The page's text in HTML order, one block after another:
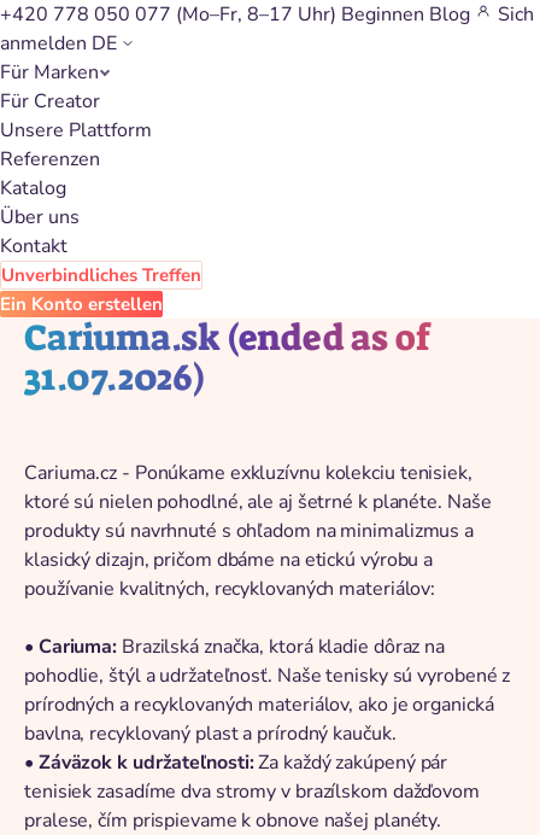
+420 778 050 077 (Mo–Fr, 8–17 Uhr) Beginnen Blog
Sich
anmelden DE
Für Marken
Für Creator
Unsere Plattform
Referenzen
Katalog
Über uns
Kontakt
Unverbindliches Treffen
Ein Konto erstellen
Zurück zum Katalog
Cariuma.sk (ended as of
31.07.2026)
Cariuma.cz - Ponúkame exkluzívnu kolekciu tenisiek,
ktoré sú nielen pohodlné, ale aj šetrné k planéte. Naše
produkty sú navrhnuté s ohľadom na minimalizmus a
klasický dizajn, pričom dbáme na etickú výrobu a
používanie kvalitných, recyklovaných materiálov:
• Cariuma: Brazilská značka, ktorá kladie dôraz na
pohodlie, štýl a udržateľnosť. Naše tenisky sú vyrobené z
prírodných a recyklovaných materiálov, ako je organická
bavlna, recyklovaný plast a prírodný kaučuk.
• Záväzok k udržateľnosti:Za každý zakúpený pár
tenisiek zasadíme dva stromy v brazílskom dažďovom
pralese, čím prispievame k obnove našej planéty.